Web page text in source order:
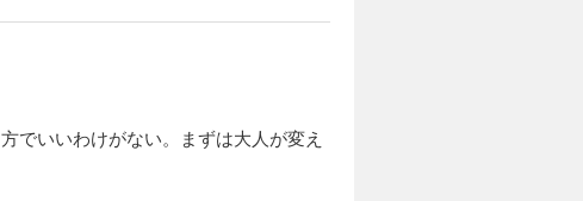
でいいわけがない。まずは大人が変え